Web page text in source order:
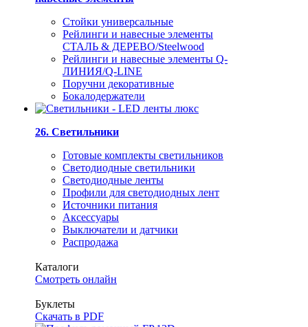
Стойки универсальные
Рейлинги и навесные элементы
СТАЛЬ & ДЕРЕВО/Steelwood
Рейлинги и навесные элементы Q-
ЛИНИЯ/Q-LINE
Поручни декоративные
Бокалодержатели
26. Светильники
Готовые комплекты светильников
Светодиодные светильники
Светодиодные ленты
Профили для светодиодных лент
Источники питания
Аксессуары
Выключатели и датчики
Распродажа
Каталоги
Смотреть онлайн
Буклеты
Скачать в PDF